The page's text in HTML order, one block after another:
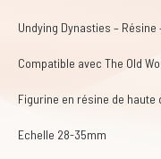
Undying Dynasties –
Compatible avec The Old
Figurine en résine de haute
Echelle 28-35mm